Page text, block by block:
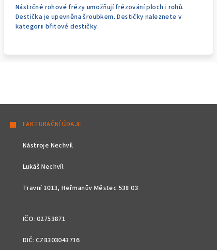
Nástrčné rohové frézy umožňují frézování ploch i rohů.
Destička je upevněna šroubkem. Destičky naleznete v
kategorii břitové destičky.
FAKTURAČNÍ ÚDAJE
Nástroje Nechvíl
Lukáš Nechvíl
Travní 1013, Heřmanův Městec 538 03
IČO: 02753871
DIČ: CZ8303043716